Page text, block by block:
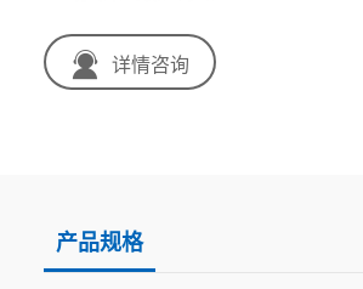
详情咨询
产品规格